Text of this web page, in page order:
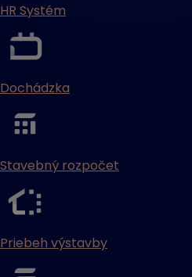
HR Systém
Dochádzka
Stavebný rozpočet
Priebeh výstavby